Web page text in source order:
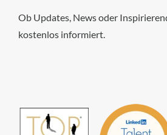
Ob Updates, News oder
kostenlos informiert.